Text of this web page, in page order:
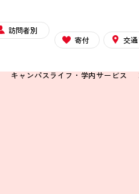
訪問者別
寄付
交
キャンパスライフ・学内サービス